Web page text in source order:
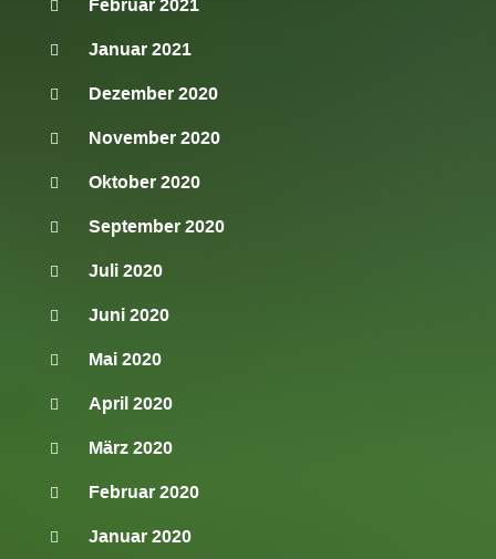
Februar 2021
Januar 2021
Dezember 2020
November 2020
Oktober 2020
September 2020
Juli 2020
Juni 2020
Mai 2020
April 2020
März 2020
Februar 2020
Januar 2020